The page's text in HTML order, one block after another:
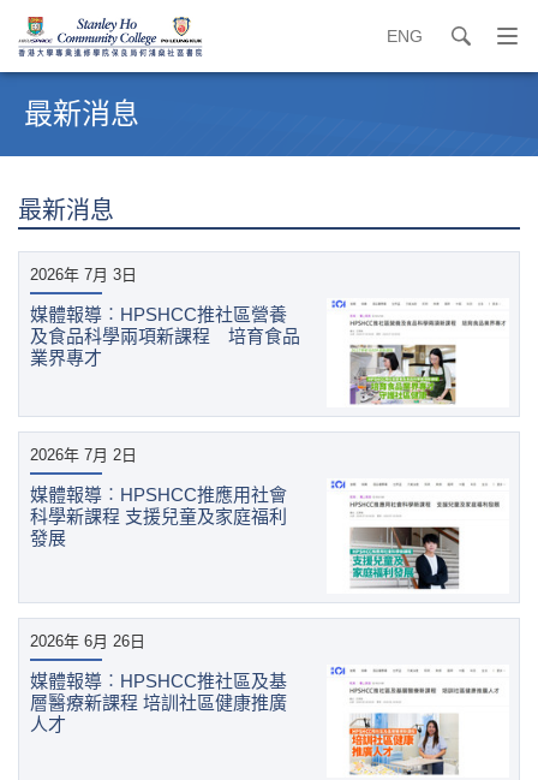
ENG search
打
開
始
最新消息
最新消息
2026年 7月 3日
媒體報導︰HPSHCC推社區營養
及食品科學兩項新課程 培育食品
業界專才
2026年 7月 2日
媒體報導︰HPSHCC推應用社會
科學新課程 支援兒童及家庭福利
發展
2026年 6月 26日
媒體報導︰HPSHCC推社區及基
層醫療新課程 培訓社區健康推廣
人才